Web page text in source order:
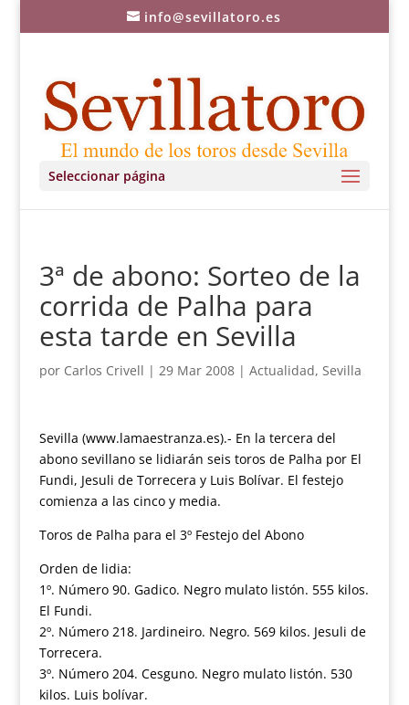
info@sevillatoro.es
Seleccionar página
3ª de abono: Sorteo de la
corrida de Palha para
esta tarde en Sevilla
por Carlos Crivell | 29 Mar 2008| Actualidad, Sevilla
Sevilla (www.lamaestranza.es).- En la tercera del
abono sevillano se lidiarán seis toros de Palha por El
Fundi, Jesuli de Torrecera y Luis Bolívar. El festejo
comienza a las cinco y media.
Toros de Palha para el 3º Festejo del Abono
Orden de lidia:
1º. Número 90. Gadico. Negro mulato listón. 555 kilos.
El Fundi.
2º. Número 218. Jardineiro. Negro. 569 kilos. Jesuli de
Torrecera.
3º. Número 204. Cesguno. Negro mulato listón. 530
kilos. Luis bolívar.